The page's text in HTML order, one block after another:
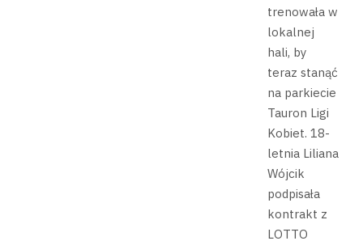
trenowała w
lokalnej
hali, by
teraz stanąć
na parkiecie
Tauron Ligi
Kobiet. 18-
letnia Liliana
Wójcik
podpisała
kontrakt z
LOTTO